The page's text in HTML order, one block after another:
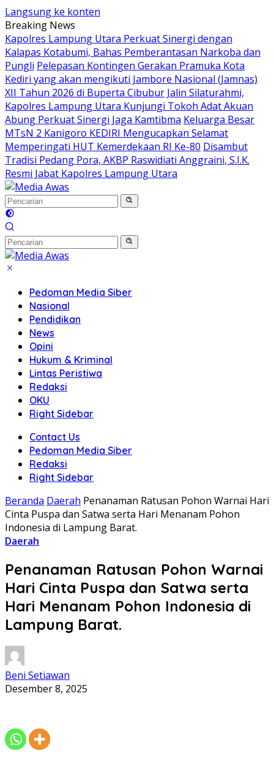
Langsung ke konten
Breaking News
Kapolres Lampung Utara Perkuat Sinergi dengan
Kalapas Kotabumi, Bahas Pemberantasan Narkoba dan
Pungli Pelepasan Kontingen Gerakan Pramuka Kota
Kediri yang akan mengikuti Jambore Nasional (Jamnas)
XII Tahun 2026 di Buperta Cibubur Jalin Silaturahmi,
Kapolres Lampung Utara Kunjungi Tokoh Adat Akuan
Abung Perkuat Sinergi Jaga Kamtibma Keluarga Besar
MTsN 2 Kanigoro KEDIRI Mengucapkan Selamat
Memperingati HUT Kemerdekaan RI Ke-80 Disambut
Tradisi Pedang Pora, AKBP Raswidiati Anggraini, S.I.K.
Resmi Jabat Kapolres Lampung Utara
Pedoman Media Siber
Nasional
Pendidikan
News
Opini
Hukum & Kriminal
Lintas Peristiwa
Redaksi
OKU
Right Sidebar
Contact Us
Pedoman Media Siber
Redaksi
Right Sidebar
Beranda Daerah Penanaman Ratusan Pohon Warnai Hari
Cinta Puspa dan Satwa serta Hari Menanam Pohon
Indonesia di Lampung Barat.
Daerah
Penanaman Ratusan Pohon Warnai
Hari Cinta Puspa dan Satwa serta
Hari Menanam Pohon Indonesia di
Lampung Barat.
Beni Setiawan
Desember 8, 2025